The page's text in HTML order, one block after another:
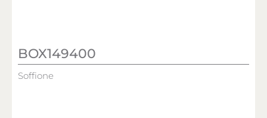
BOX149400
Soffione